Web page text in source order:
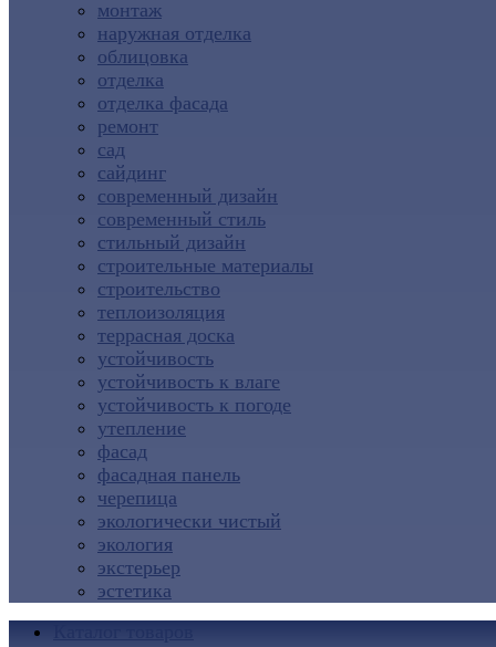
монтаж
наружная отделка
облицовка
отделка
отделка фасада
ремонт
сад
сайдинг
современный дизайн
современный стиль
стильный дизайн
строительные материалы
строительство
теплоизоляция
террасная доска
устойчивость
устойчивость к влаге
устойчивость к погоде
утепление
фасад
фасадная панель
черепица
экологически чистый
экология
экстерьер
эстетика